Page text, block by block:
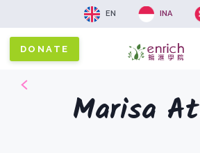
EN INA
DONATE
Marisa